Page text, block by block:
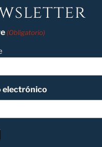
(Obligatorio)
electrónico